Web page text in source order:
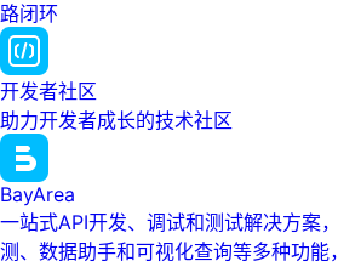
路闭环
开发者社区
助力开发者成长的技术社区
BayArea
一站式API开发、调试和测试解决方案
测、数据助手和可视化查询等多种功